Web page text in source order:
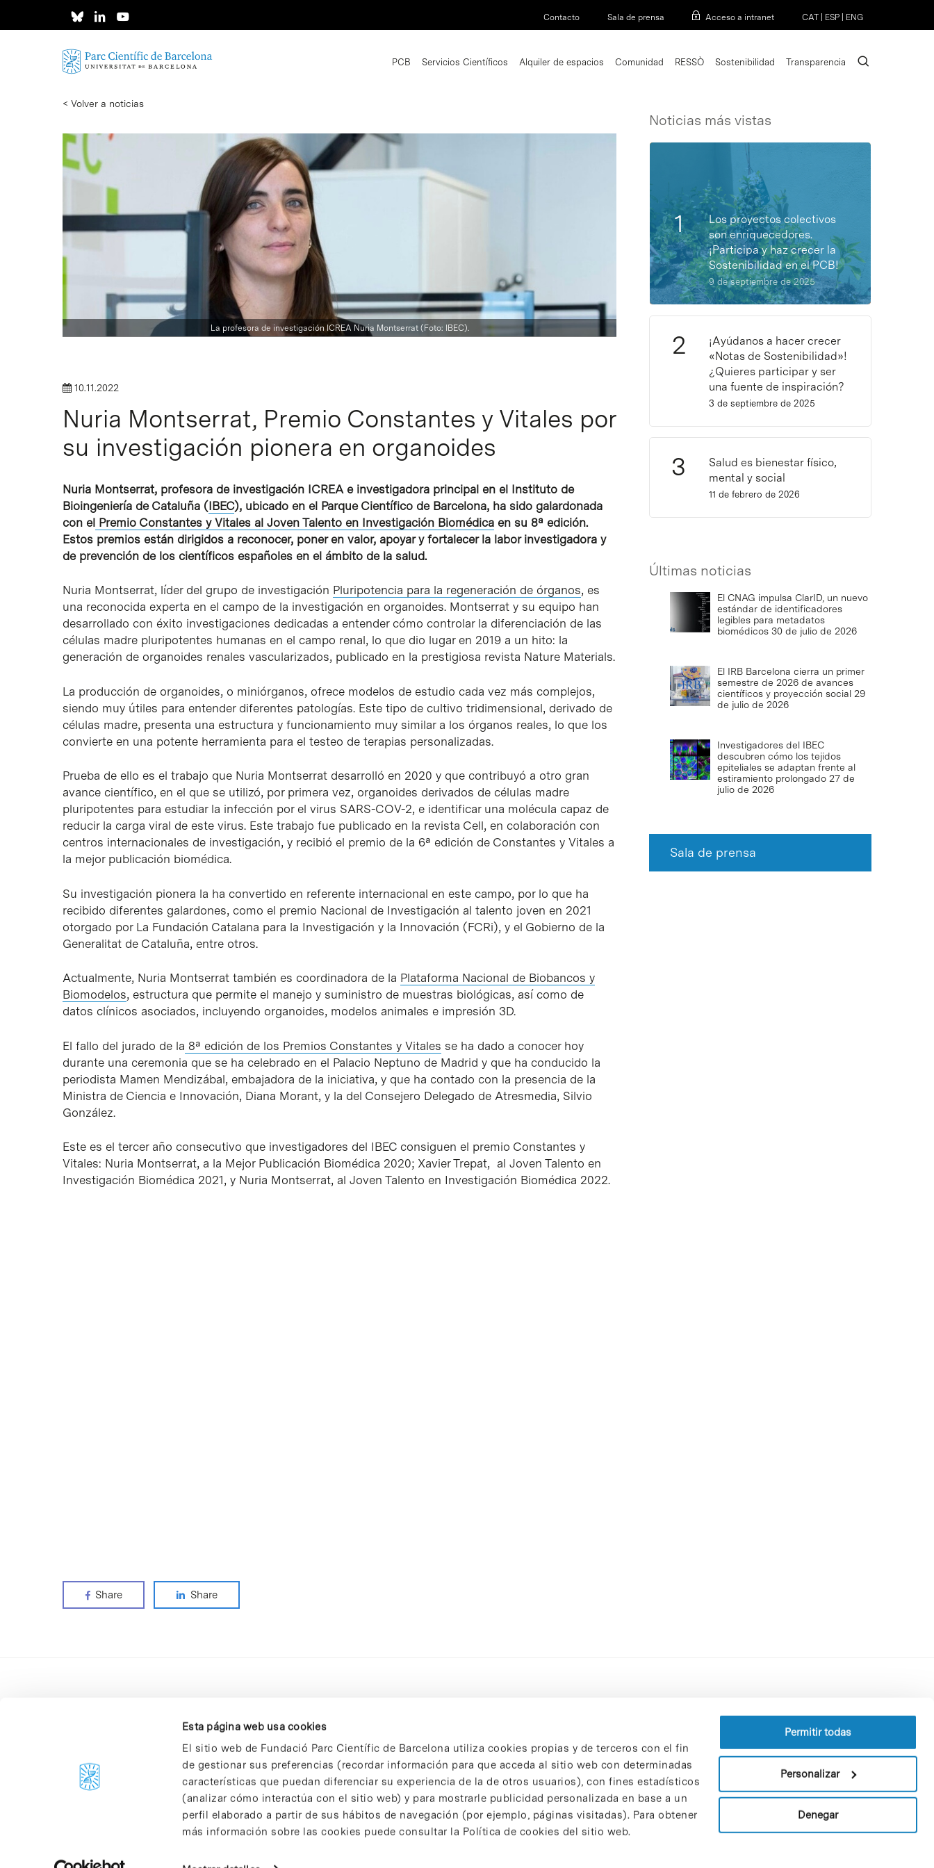
Esta página web usa cookies
El sitio web de Fundació Parc Científic de Barcelona utiliza cookies propias y de terceros con el fin
de gestionar sus preferencias (recordar información para que acceda al sitio web con determinadas
características que puedan diferenciar su experiencia de la de otros usuarios), con fines estadísticos
(analizar cómo interactúa con el sitio web) y para mostrarle publicidad personalizada en base a un
perfil elaborado a partir de sus hábitos de navegación (por ejemplo, páginas visitadas). Para obtener
más información sobre las cookies puede consultar la Política de cookies del sitio web.
Permitir todas
Personalizar
Denegar
Contacto Sala de prensa Acceso a intranet CAT ESP ENG
PCB Servicios Científicos Alquiler de espacios Comunidad RESSÒ Sostenibilidad Transparencia search
< Volver a noticias
La profesora de investigación ICREA Nuria Montserrat (Foto: IBEC).
10.11.2022
Nuria Montserrat, Premio Constantes y Vitales por
su investigación pionera en organoides
Nuria Montserrat, profesora de investigación ICREA e investigadora principal en el Instituto de
Bioingeniería de Cataluña (IBEC), ubicado en el Parque Científico de Barcelona, ha sido galardonada
con el Premio Constantes y Vitales al Joven Talento en Investigación Biomédica en su 8ª edición.
Estos premios están dirigidos a reconocer, poner en valor, apoyar y fortalecer la labor investigadora y
de prevención de los científicos españoles en el ámbito de la salud.
Nuria Montserrat, líder del grupo de investigación Pluripotencia para la regeneración de órganos, es
una reconocida experta en el campo de la investigación en organoides. Montserrat y su equipo han
desarrollado con éxito investigaciones dedicadas a entender cómo controlar la diferenciación de las
células madre pluripotentes humanas en el campo renal, lo que dio lugar en 2019 a un hito: la
generación de organoides renales vascularizados, publicado en la prestigiosa revista Nature Materials.
La producción de organoides, o miniórganos, ofrece modelos de estudio cada vez más complejos,
siendo muy útiles para entender diferentes patologías. Este tipo de cultivo tridimensional, derivado de
células madre, presenta una estructura y funcionamiento muy similar a los órganos reales, lo que los
convierte en una potente herramienta para el testeo de terapias personalizadas.
Prueba de ello es el trabajo que Nuria Montserrat desarrolló en 2020 y que contribuyó a otro gran
avance científico, en el que se utilizó, por primera vez, organoides derivados de células madre
pluripotentes para estudiar la infección por el virus SARS-COV-2, e identificar una molécula capaz de
reducir la carga viral de este virus. Este trabajo fue publicado en la revista Cell, en colaboración con
centros internacionales de investigación, y recibió el premio de la 6ª edición de Constantes y Vitales a
la mejor publicación biomédica.
Su investigación pionera la ha convertido en referente internacional en este campo, por lo que ha
recibido diferentes galardones, como el premio Nacional de Investigación al talento joven en 2021
otorgado por La Fundación Catalana para la Investigación y la Innovación (FCRi), y el Gobierno de la
Generalitat de Cataluña, entre otros.
Actualmente, Nuria Montserrat también es coordinadora de la Plataforma Nacional de Biobancos y
Biomodelos, estructura que permite el manejo y suministro de muestras biológicas, así como de
datos clínicos asociados, incluyendo organoides, modelos animales e impresión 3D.
El fallo del jurado de la 8ª edición de los Premios Constantes y Vitales se ha dado a conocer hoy
durante una ceremonia que se ha celebrado en el Palacio Neptuno de Madrid y que ha conducido la
periodista Mamen Mendizábal, embajadora de la iniciativa, y que ha contado con la presencia de la
Ministra de Ciencia e Innovación, Diana Morant, y la del Consejero Delegado de Atresmedia, Silvio
González.
Este es el tercer año consecutivo que investigadores del IBEC consiguen el premio Constantes y
Vitales: Nuria Montserrat, a la Mejor Publicación Biomédica 2020; Xavier Trepat, al Joven Talento en
Investigación Biomédica 2021, y Nuria Montserrat, al Joven Talento en Investigación Biomédica 2022.
Share Share
Noticias más vistas
Los proyectos colectivos
son enriquecedores.
¡Participa y haz crecer la
Sostenibilidad en el PCB!
9 de septiembre de 2025
¡Ayúdanos a hacer crecer
«Notas de Sostenibilidad»!
¿Quieres participar y ser
una fuente de inspiración?
3 de septiembre de 2025
Salud es bienestar físico,
mental y social
11 de febrero de 2026
Últimas noticias
El CNAG impulsa ClarID, un nuevo
estándar de identificadores
legibles para metadatos
biomédicos 30 de julio de 2026
El IRB Barcelona cierra un primer
semestre de 2026 de avances
científicos y proyección social 29
de julio de 2026
Investigadores del IBEC
descubren cómo los tejidos
epiteliales se adaptan frente al
estiramiento prolongado 27 de
julio de 2026
Sala de prensa
C/Baldiri Reixac, 4-12 i 15
08028 Barcelona
Perfil del contratante
Política de privacidad
Aviso Legal
Política de cookies
Patrones y patrocinadores
Bolsa de trabajo
Contacto